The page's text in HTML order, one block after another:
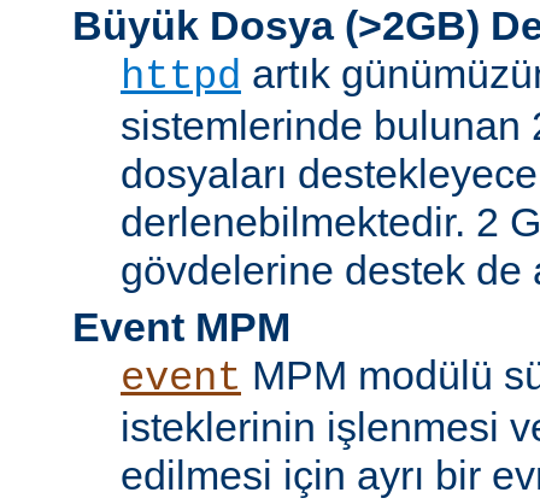
Büyük Dosya (>2GB)
httpd artık
sistemlerinde bulunan
dosyaları
derlenebilmektedir. 2
gövdelerine destek de
Event MPM
event MPM modülü
isteklerinin işlenmesi
edilmesi için ayrı bir